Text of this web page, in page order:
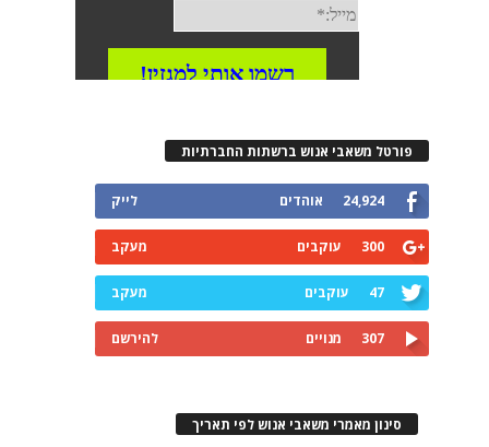
פורטל משאבי אנוש ברשתות החברתיות
24,924 אוהדים לייק
300 עוקבים מעקב
47 עוקבים מעקב
307 מנויים להירשם
סינון מאמרי משאבי אנוש לפי תאריך